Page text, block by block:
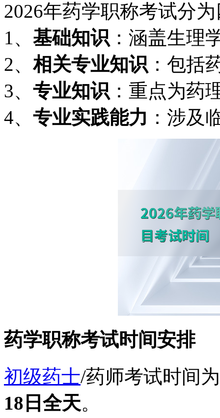
2026年药学职称考试分
1、 基础知识 ：涵盖生理
2、相关专业知识 ：包括
3、 专业知识 ：重点为药
4、 专业实践能力 ：涉及
药学职称考试时间安排
初级药士/药师考试时间为
18日全天。